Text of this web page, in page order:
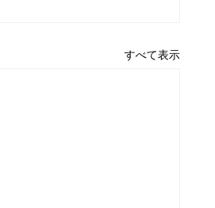
すべて表示